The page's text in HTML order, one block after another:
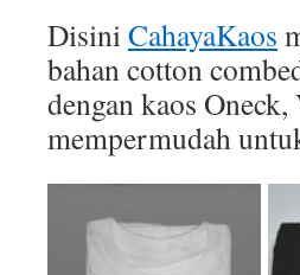
Disini CahayaKaos
bahan cotton
dengan kaos
mempermudah